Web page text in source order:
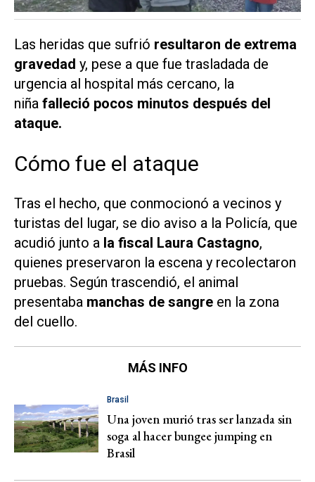
Las heridas que sufrió resultaron de extrema
gravedad y, pese a que fue trasladada de
urgencia al hospital más cercano, la
niña falleció pocos minutos después del
ataque.
Cómo fue el ataque
Tras el hecho, que conmocionó a vecinos y
turistas del lugar, se dio aviso a la Policía, que
acudió junto a la fiscal Laura Castagno,
quienes preservaron la escena y recolectaron
pruebas. Según trascendió, el animal
presentaba manchas de sangre en la zona
del cuello.
MÁS INFO
Brasil
Una joven murió tras ser lanzada sin
soga al hacer bungee jumping en
Brasil